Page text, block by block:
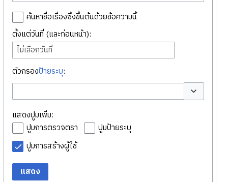
ค้นหาชื่อเรื่องซึ่งขึ้นต้นด้วยข้อความนี้
ตั้งแต่วันที่ (และก่อนหน้า):
ไม่เลือกวันที่
ตัวกรองป้ายระบุ:
สลับตัวเลือก
แสดงปูมเพิ่ม:
ปูมการตรวจตรา
ปูมป้ายระบุ
ปูมการสร้างผู้ใช้
แสดง